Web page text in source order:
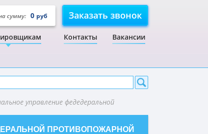
сумму: 0 руб Заказать звонок
Контакты Вакансии
управление федедеральной
ПРОТИВОПОЖАРНОЙ